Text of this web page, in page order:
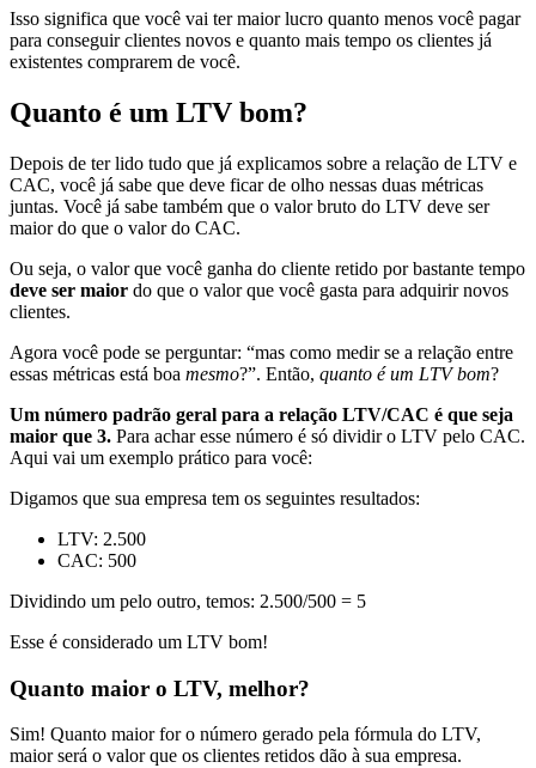
Isso significa que você vai ter maior lucro quanto menos você pagar
para conseguir clientes novos e quanto mais tempo os clientes já
existentes comprarem de você.
Quanto é um LTV bom?
Depois de ter lido tudo que já explicamos sobre a relação de LTV e
CAC, você já sabe que deve ficar de olho nessas duas métricas
juntas. Você já sabe também que o valor bruto do LTV deve ser
maior do que o valor do CAC.
Ou seja, o valor que você ganha do cliente retido por bastante tempo
deve ser maior do que o valor que você gasta para adquirir novos
clientes.
Agora você pode se perguntar: “mas como medir se a relação entre
essas métricas está boa mesmo?”. Então, quanto é um LTV bom?
Um número padrão geral para a relação LTV/CAC é que seja
maior que 3. Para achar esse número é só dividir o LTV pelo CAC.
Aqui vai um exemplo prático para você:
Digamos que sua empresa tem os seguintes resultados:
LTV: 2.500
CAC: 500
Dividindo um pelo outro, temos: 2.500/500 = 5
Esse é considerado um LTV bom!
Quanto maior o LTV, melhor?
Sim! Quanto maior for o número gerado pela fórmula do LTV,
maior será o valor que os clientes retidos dão à sua empresa.